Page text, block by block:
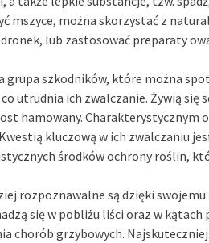
mszyce, można skorzystać z
lub zastosować preparaty
grupa szkodników, które można
utrudnia ich zwalczanie. Żywią
hamowany.
kluczową w ich zwalczaniu
środków ochrony roślin,
rozpoznawalne są dzięki
się w pobliżu liści oraz w
chorób grzybowych.